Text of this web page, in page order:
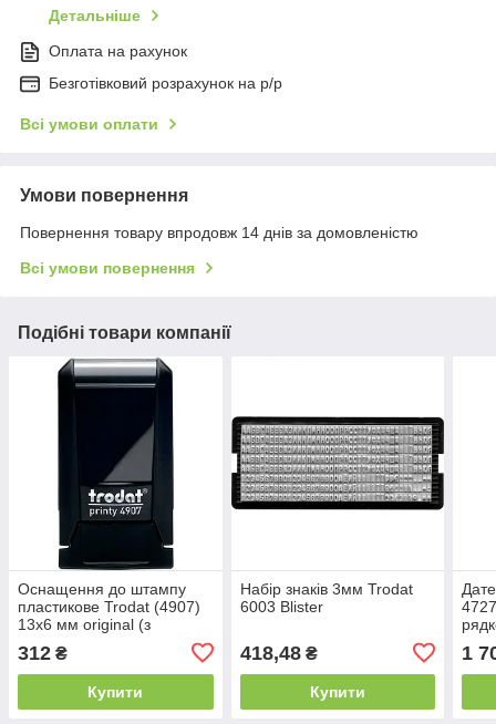
Детальніше
Оплата на рахунок
Безготівковий розрахунок на р/р
Всі умови оплати
Умови повернення
Повернення товару впродовж 14 днів за домовленістю
Всі умови повернення
Подібні товари компанії
Оснащення до штампу
пластикове Trodat (4907)
13х6 мм original (з
312 ₴
Купити
Набір знаків 3мм Trodat
6003 Blister
418,48₴
Купити
1